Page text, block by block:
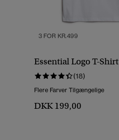
3 FOR KR.499
Essential Logo T-Shirt
(18)
Flere Farver Tilgængelige
DKK 199,00